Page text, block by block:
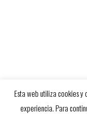
Esta web utiliza cookies y
experiencia. Para